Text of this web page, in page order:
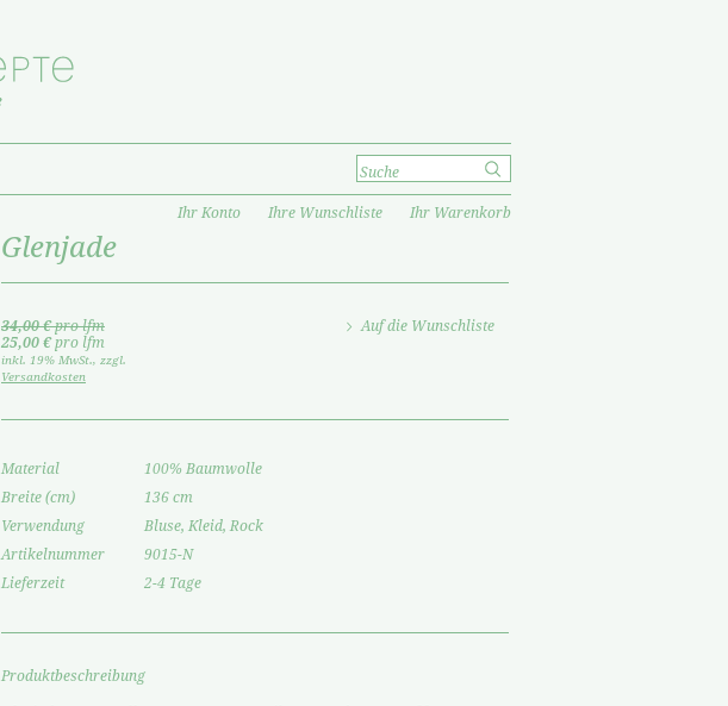
Ihr Konto Ihre Wunschliste Ihr Warenkorb
Glenjade
Auf die Wunschliste
34,00 €pro lfm
25,00 €pro lfm
inkl. 19% MwSt., zzgl.
Versandkosten
Material
100% Baumwolle
Breite (cm)
136 cm
Verwendung
Bluse, Kleid, Rock
Artikelnummer
9015-N
Lieferzeit
2-4 Tage
Produktbeschreibung